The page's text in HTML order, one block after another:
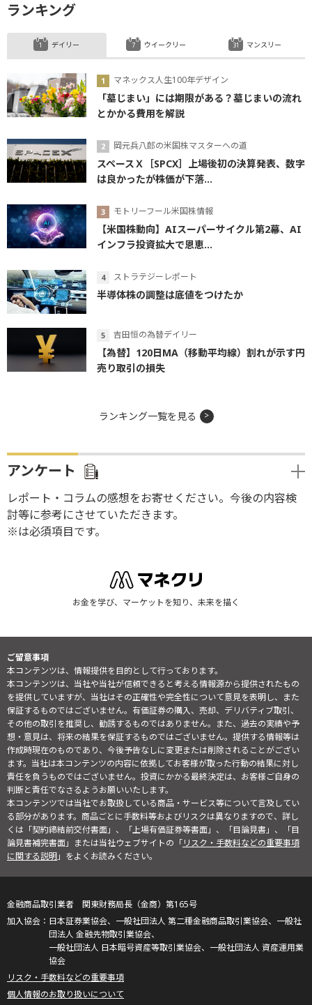
ランキング
デイリー
マネックス人生100年デザイン
「墓じまい」には期限がある？墓じまいの流れ
とかかる費用を解説
岡元兵八郎の米国株マスターへの道
スペースＸ［SPCX］上場後初の決算発表、数字
は良かったが株価が下落...
モトリーフール米国株情報
【米国株動向】AIスーパーサイクル第2幕、AI
インフラ投資拡大で恩恵...
ストラテジーレポート
半導体株の調整は底値をつけたか
吉田恒の為替デイリー
【為替】120日MA（移動平均線）割れが示す円
売り取引の損失
ウイークリー マンスリー
ランキング一覧を見る
アンケート
レポート・コラムの感想をお寄せください。今後の内容検
討等に参考にさせていただきます。
※は必須項目です。
お金を学び、マーケットを知り、未来を描く
ご留意事項
本コンテンツは、情報提供を目的として行っております。
本コンテンツは、当社や当社が信頼できると考える情報源から提供されたもの
を提供していますが、当社はその正確性や完全性について意見を表明し、また
保証するものではございません。有価証券の購入、売却、デリバティブ取引、
その他の取引を推奨し、勧誘するものではありません。また、過去の実績や予
想・意見は、将来の結果を保証するものではございません。提供する情報等は
作成時現在のものであり、今後予告なしに変更または削除されることがござい
ます。当社は本コンテンツの内容に依拠してお客様が取った行動の結果に対し
責任を負うものではございません。投資にかかる最終決定は、お客様ご自身の
判断と責任でなさるようお願いいたします。
本コンテンツでは当社でお取扱している商品・サービス等について言及してい
る部分があります。商品ごとに手数料等およびリスクは異なりますので、詳し
くは「契約締結前交付書面」、「上場有価証券等書面」、「目論見書」、「目
論見書補完書面」または当社ウェブサイトの「リスク・手数料などの重要事項
に関する説明」をよくお読みください。
金融商品取引業者 関東財務局長（金商）第165号
日本証券業協会、一般社団法人 第二種金融商品取引業協会、一般社
団法人 金融先物取引業協会、
一般社団法人 日本暗号資産等取引業協会、一般社団法人 資産運用業
協会
リスク・手数料などの重要事項
個人情報のお取り扱いについて